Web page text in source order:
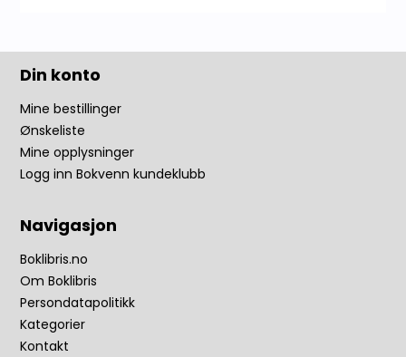
Din konto
Mine bestillinger
Ønskeliste
Mine opplysninger
Logg inn Bokvenn kundeklubb
Navigasjon
Boklibris.no
Om Boklibris
Persondatapolitikk
Kategorier
Kontakt